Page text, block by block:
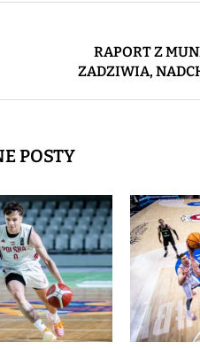
RAPORT Z
ZADZIWIA,
POSTY